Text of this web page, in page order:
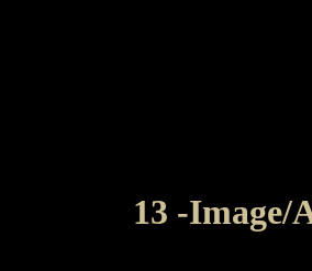
13 -Image/